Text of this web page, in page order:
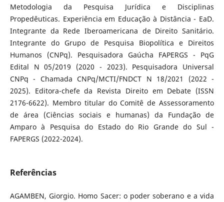
Metodologia da Pesquisa Jurídica e Disciplinas
Propedêuticas. Experiência em Educação à Distância - EaD.
Integrante da Rede Iberoamericana de Direito Sanitário.
Integrante do Grupo de Pesquisa Biopolítica e Direitos
Humanos (CNPq). Pesquisadora Gaúcha FAPERGS - PqG
Edital N 05/2019 (2020 - 2023). Pesquisadora Universal
CNPq - Chamada CNPq/MCTI/FNDCT N 18/2021 (2022 -
2025). Editora-chefe da Revista Direito em Debate (ISSN
2176-6622). Membro titular do Comitê de Assessoramento
de área (Ciências sociais e humanas) da Fundação de
Amparo à Pesquisa do Estado do Rio Grande do Sul -
FAPERGS (2022-2024).
Referências
AGAMBEN, Giorgio. Homo Sacer: o poder soberano e a vida